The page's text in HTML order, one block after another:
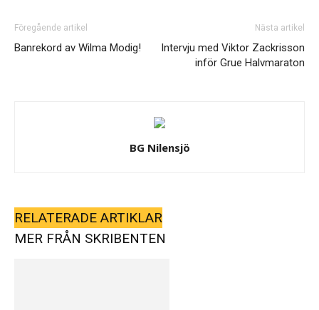
Föregående artikel
Banrekord av Wilma Modig!
Nästa artikel
Intervju med Viktor Zackrisson
inför Grue Halvmaraton
BG Nilensjö
RELATERADE ARTIKLAR
MER FRÅN SKRIBENTEN